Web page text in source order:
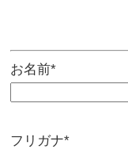
お名前*
フリガナ*